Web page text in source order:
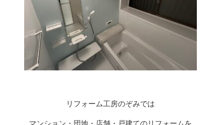
リフォーム工房のぞみでは